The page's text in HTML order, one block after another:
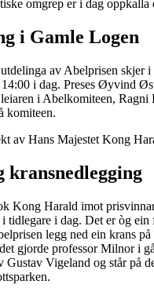
omgrep er i dag oppkalla
i Gamle Logen
av Abelprisen skjer
i dag. Preses Øyvind
i Abelkomiteen, Ragni
komiteen.
av Hans Majestet Kong
kransnedlegging
Kong Harald imot
tidlegare i dag. Det er òg ein
legg ned ein krans
gjorde professor Milnor i
Gustav Vigeland og står på